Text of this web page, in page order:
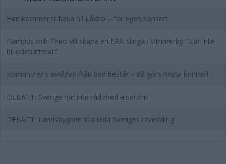
Han kommer tillbaka till Låxbo – för egen konsert
Hampus och Theo vill skapa en EPA-slinga i Vimmerby: "Lär inte
bli odebatterat"
Kommunens avrådan från bad består – då görs nästa kontroll
DEBATT: Sverige har inte råd med ålderism
DEBATT: Landsbygden ska leda Sveriges utveckling